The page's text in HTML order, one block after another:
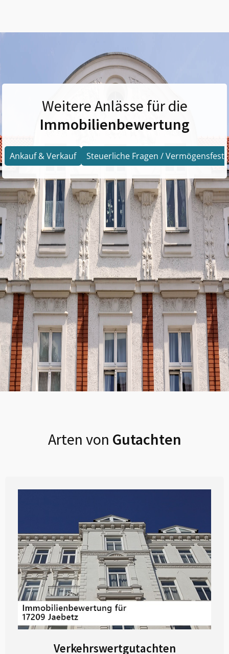
Weitere Anlässe für die
Immobilienbewertung
Ankauf & Verkauf Steuerliche Fragen /
Arten von Gutachten
Verkehrswertgutachten